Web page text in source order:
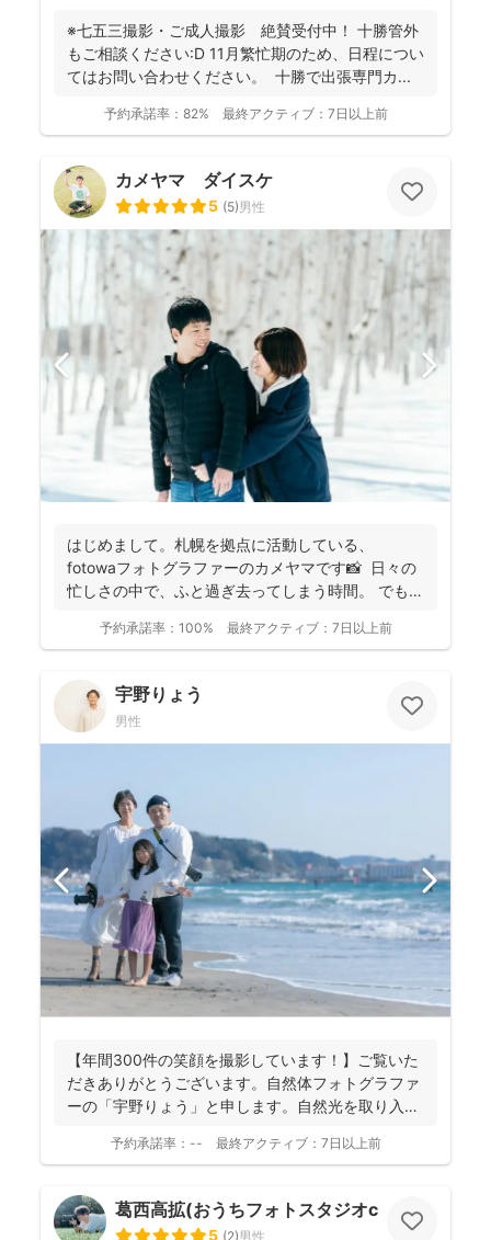
※七五三撮影・ご成人撮影 絶賛受付中！ 十勝管外
もご相談ください:D 11月繁忙期のため、日程につい
てはお問い合わせください。 十勝で出張専門カ...
予約承諾率： 82% 最終アクティブ： 7日以上前
カメヤマ ダイスケ
5 (5)男性
はじめまして。札幌を拠点に活動している、
fotowaフォトグラファーのカメヤマです📸 日々の
忙しさの中で、ふと過ぎ去ってしまう時間。 でもそ
予約承諾率： 100% 最終アクティブ： 7日以上前
宇野りょう
男性
【年間300件の笑顔を撮影しています！】ご覧いた
だきありがとうございます。自然体フォトグラファ
ーの「宇野りょう」と申します。自然光を取り入れ
予約承諾率： -- 最終アクティブ： 7日以上前
葛西高拡(おうちフォトスタジオcocofilm)
5 (2)男性